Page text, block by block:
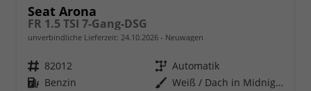
Seat Arona
FR 1.5 TSI 7-Gang-DSG
unverbindliche Lieferzeit: 24.10.2026 Neuwagen
Fahrzeugnr. 82012 Getriebe Automatik
Kraftstoff Benzin Außenfarbe
Weiß / Dach in Midnight Schwarz